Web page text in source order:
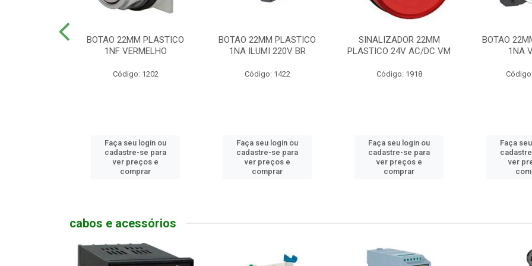
BOTAO 22MM PLASTICO
1NF VERMELHO
Código: 1202
Faça seu login ou
cadastre-se para
ver preços e
comprar
BOTAO 22MM PLASTICO
1NA ILUMI 220V BR
Código: 1422
Faça seu login ou
cadastre-se para
ver preços e
comprar
SINALIZADOR 22MM
PLASTICO 24V AC/DC VM
Código: 1918
Faça seu login ou
cadastre-se para
ver preços e
comprar
BOTAO
1NA
Faça
ver
cabos e acessórios